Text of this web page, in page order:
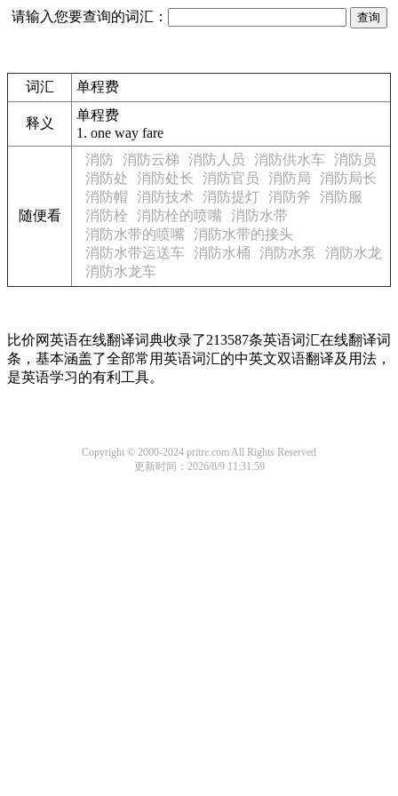
请输入您要查询的词汇：
词汇 单程费
释义
单程费
1. one way fare
随便看
消防 消防云梯 消防人员 消防供水车
消防员
消防处
消防处长 消防官员 消防局
消防局长
消防帽
消防技术 消防提灯 消防斧
消防服
消防栓
消防栓的喷嘴 消防水带
消防水带的喷嘴 消防水带的接头
消防水带运送车
消防水桶 消防水泵
消防水龙
消防水龙车
比价网英语在线翻译词典收录了213587条英语词汇在线翻译词
条，基本涵盖了全部常用英语词汇的中英文双语翻译及用法，
是英语学习的有利工具。
Copyright © 2000-2024 pritre.com All Rights Reserved
更新时间：2026/8/9 11:31:59